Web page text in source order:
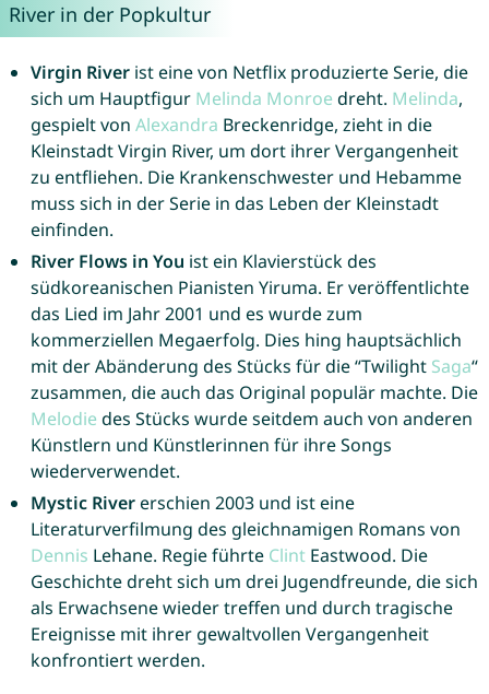
River in der Popkultur
Virgin Riverist eine von Netflix produzierte Serie, die
sich um Hauptfigur Melinda Monroe dreht. Melinda,
gespielt von Alexandra Breckenridge, zieht in die
Kleinstadt Virgin River, um dort ihrer Vergangenheit
zu entfliehen. Die Krankenschwester und Hebamme
muss sich in der Serie in das Leben der Kleinstadt
einfinden.
River Flows in You ist ein Klavierstück des
südkoreanischen Pianisten Yiruma. Er veröffentlichte
das Lied im Jahr 2001 und es wurde zum
kommerziellen Megaerfolg. Dies hing hauptsächlich
mit der Abänderung des Stücks für die “Twilight Saga“
zusammen, die auch das Original populär machte. Die
Melodie des Stücks wurde seitdem auch von anderen
Künstlern und Künstlerinnen für ihre Songs
wiederverwendet.
Mystic Rivererschien 2003 und ist eine
Literaturverfilmung des gleichnamigen Romans von
Dennis Lehane. Regie führte ClintEastwood. Die
Geschichte dreht sich um drei Jugendfreunde, die sich
als Erwachsene wieder treffen und durch tragische
Ereignisse mit ihrer gewaltvollen Vergangenheit
konfrontiert werden.